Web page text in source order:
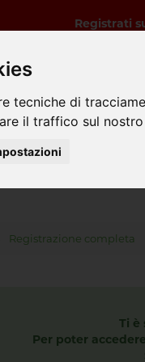
tecniche di
il traffico sul
Registrati
Registrazione completa
Ti è
Per poter